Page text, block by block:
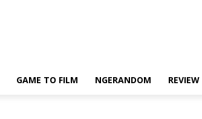
GAME TO FILM NGERANDOM REVIEW